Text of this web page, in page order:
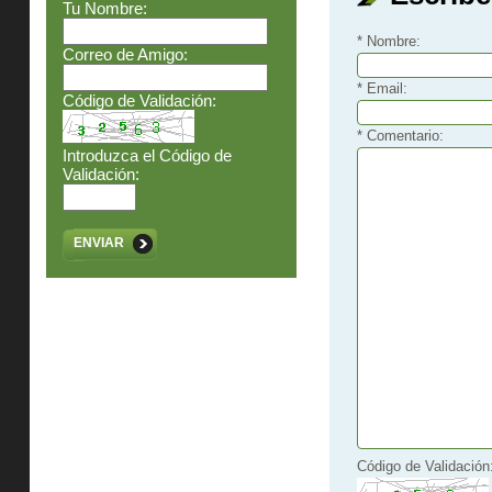
Tu Nombre:
Correo de Amigo:
Código de Validación:
Introduzca el Código de
Validación:
ENVIAR
* Nombre:
* Email:
* Comentario:
Código de